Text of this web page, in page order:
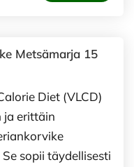
Metsämarja 15
Diet (VLCD)
ja erittäin
sopii täydellisesti